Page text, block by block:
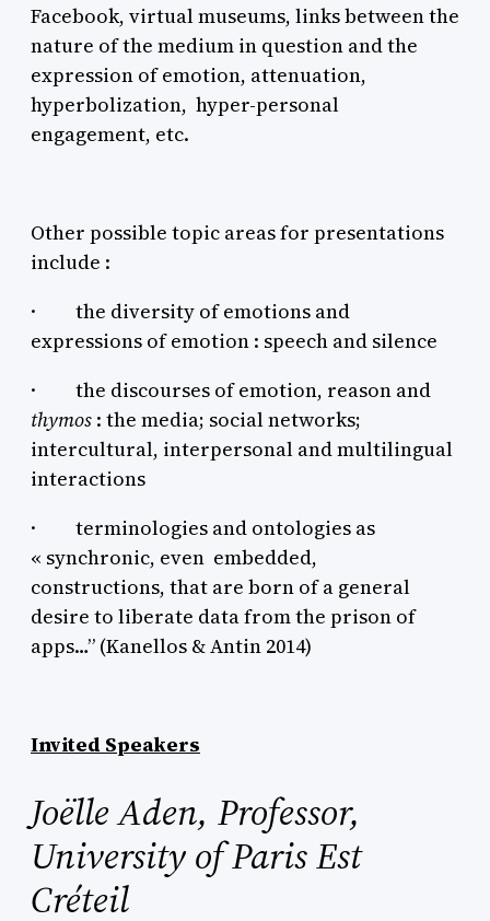
Facebook, virtual museums, links between the
nature of the medium in question and the
expression of emotion, attenuation,
hyperbolization, hyper-personal
engagement, etc.
Other possible topic areas for presentations
include :
· the diversity of emotions and
expressions of emotion : speech and silence
· the discourses of emotion, reason and
thymos : the media; social networks;
intercultural, interpersonal and multilingual
interactions
· terminologies and ontologies as
« synchronic, even embedded,
constructions, that are born of a general
desire to liberate data from the prison of
apps…” (Kanellos & Antin 2014)
Invited Speakers
Joëlle Aden, Professor,
University of Paris Est
Créteil